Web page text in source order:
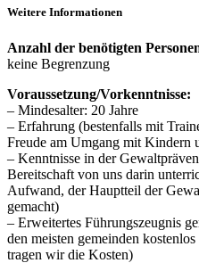
Weitere Informationen
Anzahl der benötigten
keine Begrenzung
Voraussetzung/Vorkenntnisse:
– Mindesalter: 20 Jahre
– Erfahrung (bestenfalls mit
Freude am Umgang mit Kindern
– Kenntnisse in der
Bereitschaft von uns darin
Aufwand, der Hauptteil der
gemacht)
– Erweitertes Führungszeugnis
den meisten gemeinden
tragen wir die Kosten)